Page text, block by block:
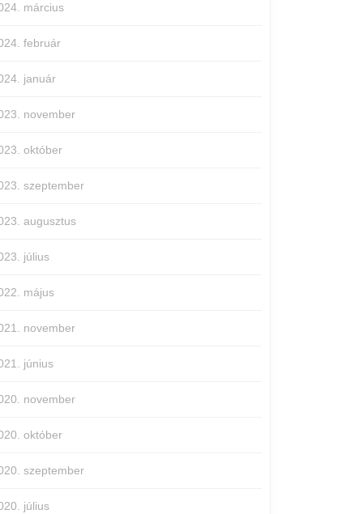
március
február
január
november
október
szeptember
augusztus
július
május
november
június
november
október
szeptember
július